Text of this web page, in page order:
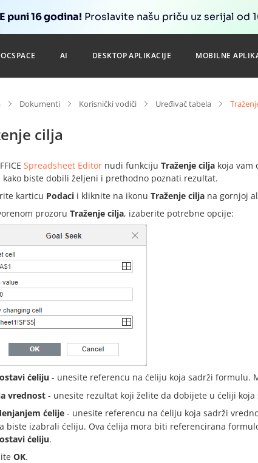
puni 16 godina! Proslavite našu priču uz serijal od
AI DESKTOP APLIKACIJE MOBILNE
Dokumenti Korisnički vodiči Uređivač tabela
cilja
Spreadsheet Editor nudi funkciju Traženje cilja koja vam
biste dobili željeni i prethodno poznati rezultat.
karticu Podaci i kliknite na ikonu Traženje cilja na gornjoj
prozoru Traženje cilja, izaberite potrebne opcije:
ćeliju - unesite referencu na ćeliju koja sadrži formulu.
vrednost - unesite rezultat koji želite da dobijete u ćeliji
ćelije - unesite referencu na ćeliju koja sadrži
biste izabrali ćeliju. Ova ćelija mora biti referencirana
ćeliju.
OK.